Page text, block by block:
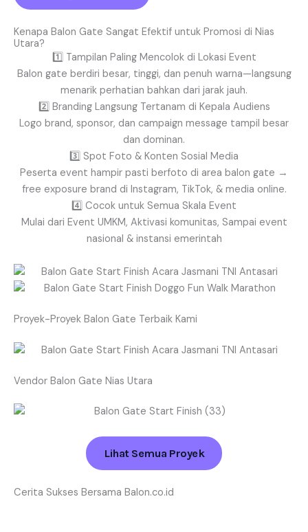
Kenapa Balon Gate Sangat Efektif untuk Promosi di Nias
Utara?
1️⃣ Tampilan Paling Mencolok di Lokasi Event
Balon gate berdiri besar, tinggi, dan penuh warna—langsung
menarik perhatian bahkan dari jarak jauh.
2️⃣ Branding Langsung Tertanam di Kepala Audiens
Logo brand, sponsor, dan campaign message tampil besar
dan dominan.
3️⃣ Spot Foto & Konten Sosial Media
Peserta event hampir pasti berfoto di area balon gate →
free exposure brand di Instagram, TikTok, & media online.
4️⃣ Cocok untuk Semua Skala Event
Mulai dari Event UMKM, Aktivasi komunitas, Sampai event
nasional & instansi emerintah
Proyek-Proyek Balon Gate Terbaik Kami
Vendor Balon Gate Nias Utara
Lihat Semua Proyek
Cerita Sukses Bersama Balon.co.id